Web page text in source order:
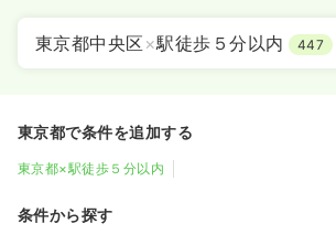
東京都中央区 ×駅徒歩５分以内 447
東京都で条件を追加する
東京都×駅徒歩５分以内
条件から探す